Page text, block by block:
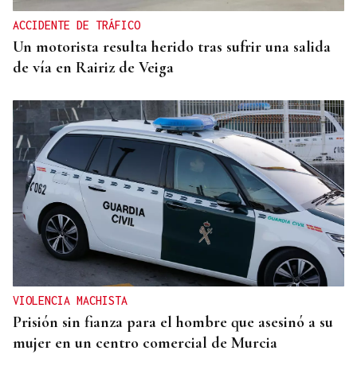
ACCIDENTE DE TRÁFICO
Un motorista resulta herido tras sufrir una salida
de vía en Rairiz de Veiga
VIOLENCIA MACHISTA
Prisión sin fianza para el hombre que asesinó a su
mujer en un centro comercial de Murcia